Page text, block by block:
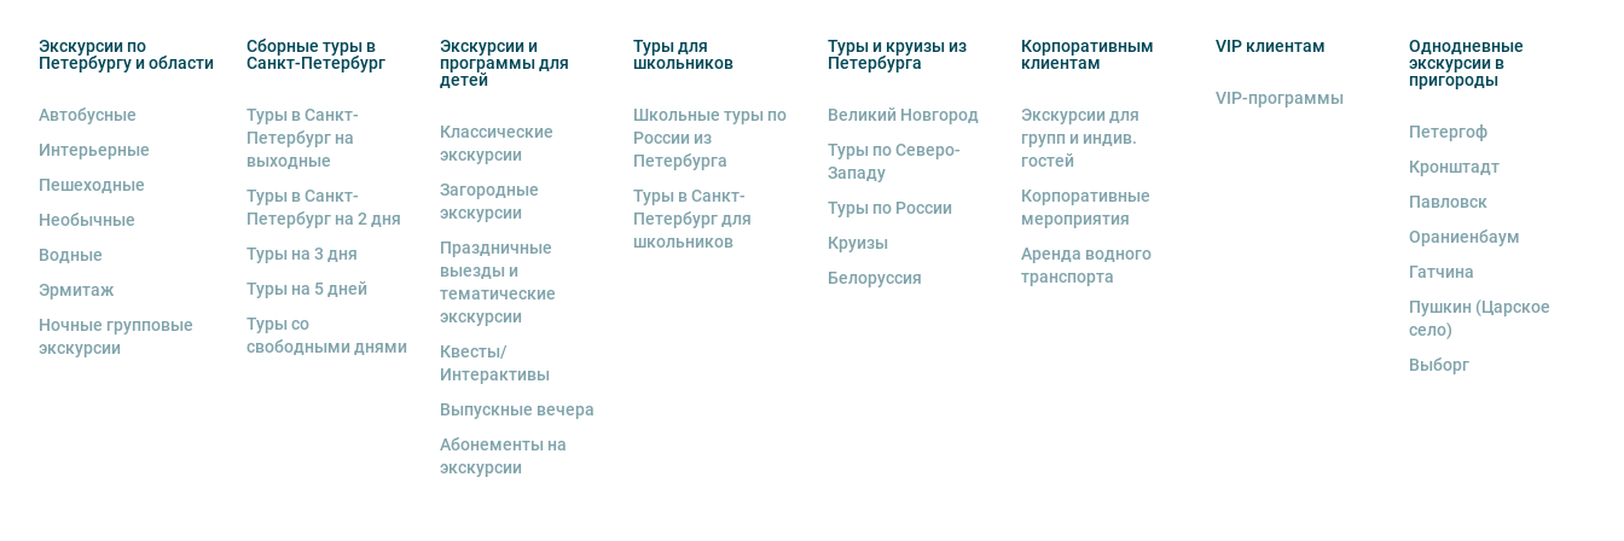
Вы также можете ближе познакомиться с намив разделе “О компании”.
сопровождающий. Пожалуйста, заранее объясните ребенку правила поведения на экскурсии.
7. Пожалуйста, не опаздывайте к моменту начала экскурсии.
8. Турфирма имеет право изменить программу экскурсии или отменить экскурсию полностью
в связи с неблагоприятными погодными условиями: снегопадами, ливнями, наводнениями,
низкими или высокими температурами и прочими форс-мажорными обстоятельствами; а также,
если экскурсионная программа отменяется по инициативе экскурсионного объекта. В случае
отмены экскурсии все денежные средства возвращаются клиенту в полном объеме.
9. На ряд экскурсий туроператор предоставляет в аренду аудиооборудование. Ответственность за
сохранность оборудования во время проведения экскурсионной программы возлагается на
экскурсанта. В случае утери или порчи оборудования экскурсант обязан возместить полную
стоимость комплекта в размере 5500 руб. 00 коп.
Внимание! В составе экскурсионного маршрута возможны изменения, так как некоторые
интерьеры могут быть недоступны по решению руководства объекта.
Экскурсии по
Петербургу и области
Автобусные
Интерьерные
Пешеходные
Необычные
Водные
Эрмитаж
Ночные групповые
экскурсии
Сборные туры в
Санкт-Петербург
Туры в Санкт-
Петербург на
выходные
Туры в Санкт-
Петербург на 2 дня
Туры на 3 дня
Туры на 5 дней
Туры со
свободными днями
Экскурсии и
программы для
детей
Классические
экскурсии
Загородные
экскурсии
Праздничные
выезды и
тематические
экскурсии
Квесты/
Интерактивы
Выпускные вечера
Абонементы на
экскурсии
Туры для
школьников
Школьные туры по
России из
Петербурга
Туры в Санкт-
Петербург для
школьников
Туры и круизы из
Петербурга
Великий Новгород
Туры по Северо-
Западу
Туры по России
Круизы
Белоруссия
Корпоративным
клиентам
Экскурсии для
групп и индив.
гостей
Корпоративные
мероприятия
Аренда водного
транспорта
VIP клиентам
VIP-программы
Однодневные
экскурсии в
пригороды
Петергоф
Кронштадт
Павловск
Ораниенбаум
Гатчина
Пушкин (Царское
село)
Выборг